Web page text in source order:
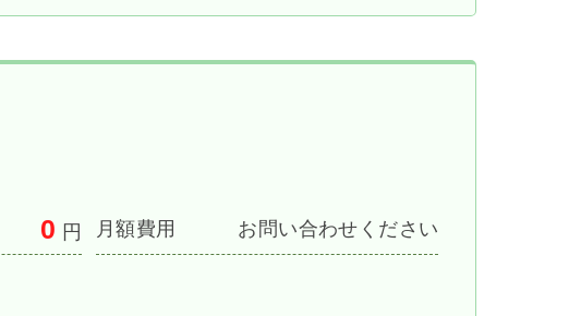
0 円 月額費用 お問い合わせください